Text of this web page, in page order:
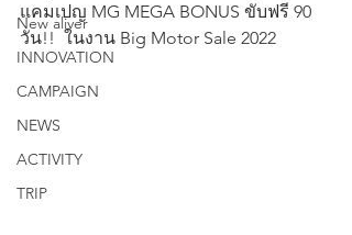
New aliver
INNOVATION
CAMPAIGN
NEWS
ACTIVITY
TRIP
แคมเปญ MG MEGA BONUS ขับฟรี 90
วัน!!  ในงาน Big Motor Sale 2022